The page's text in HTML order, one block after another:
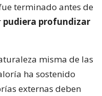
terminado antes de
pudiera profundizar
misma de las
ha sostenido
externas deben